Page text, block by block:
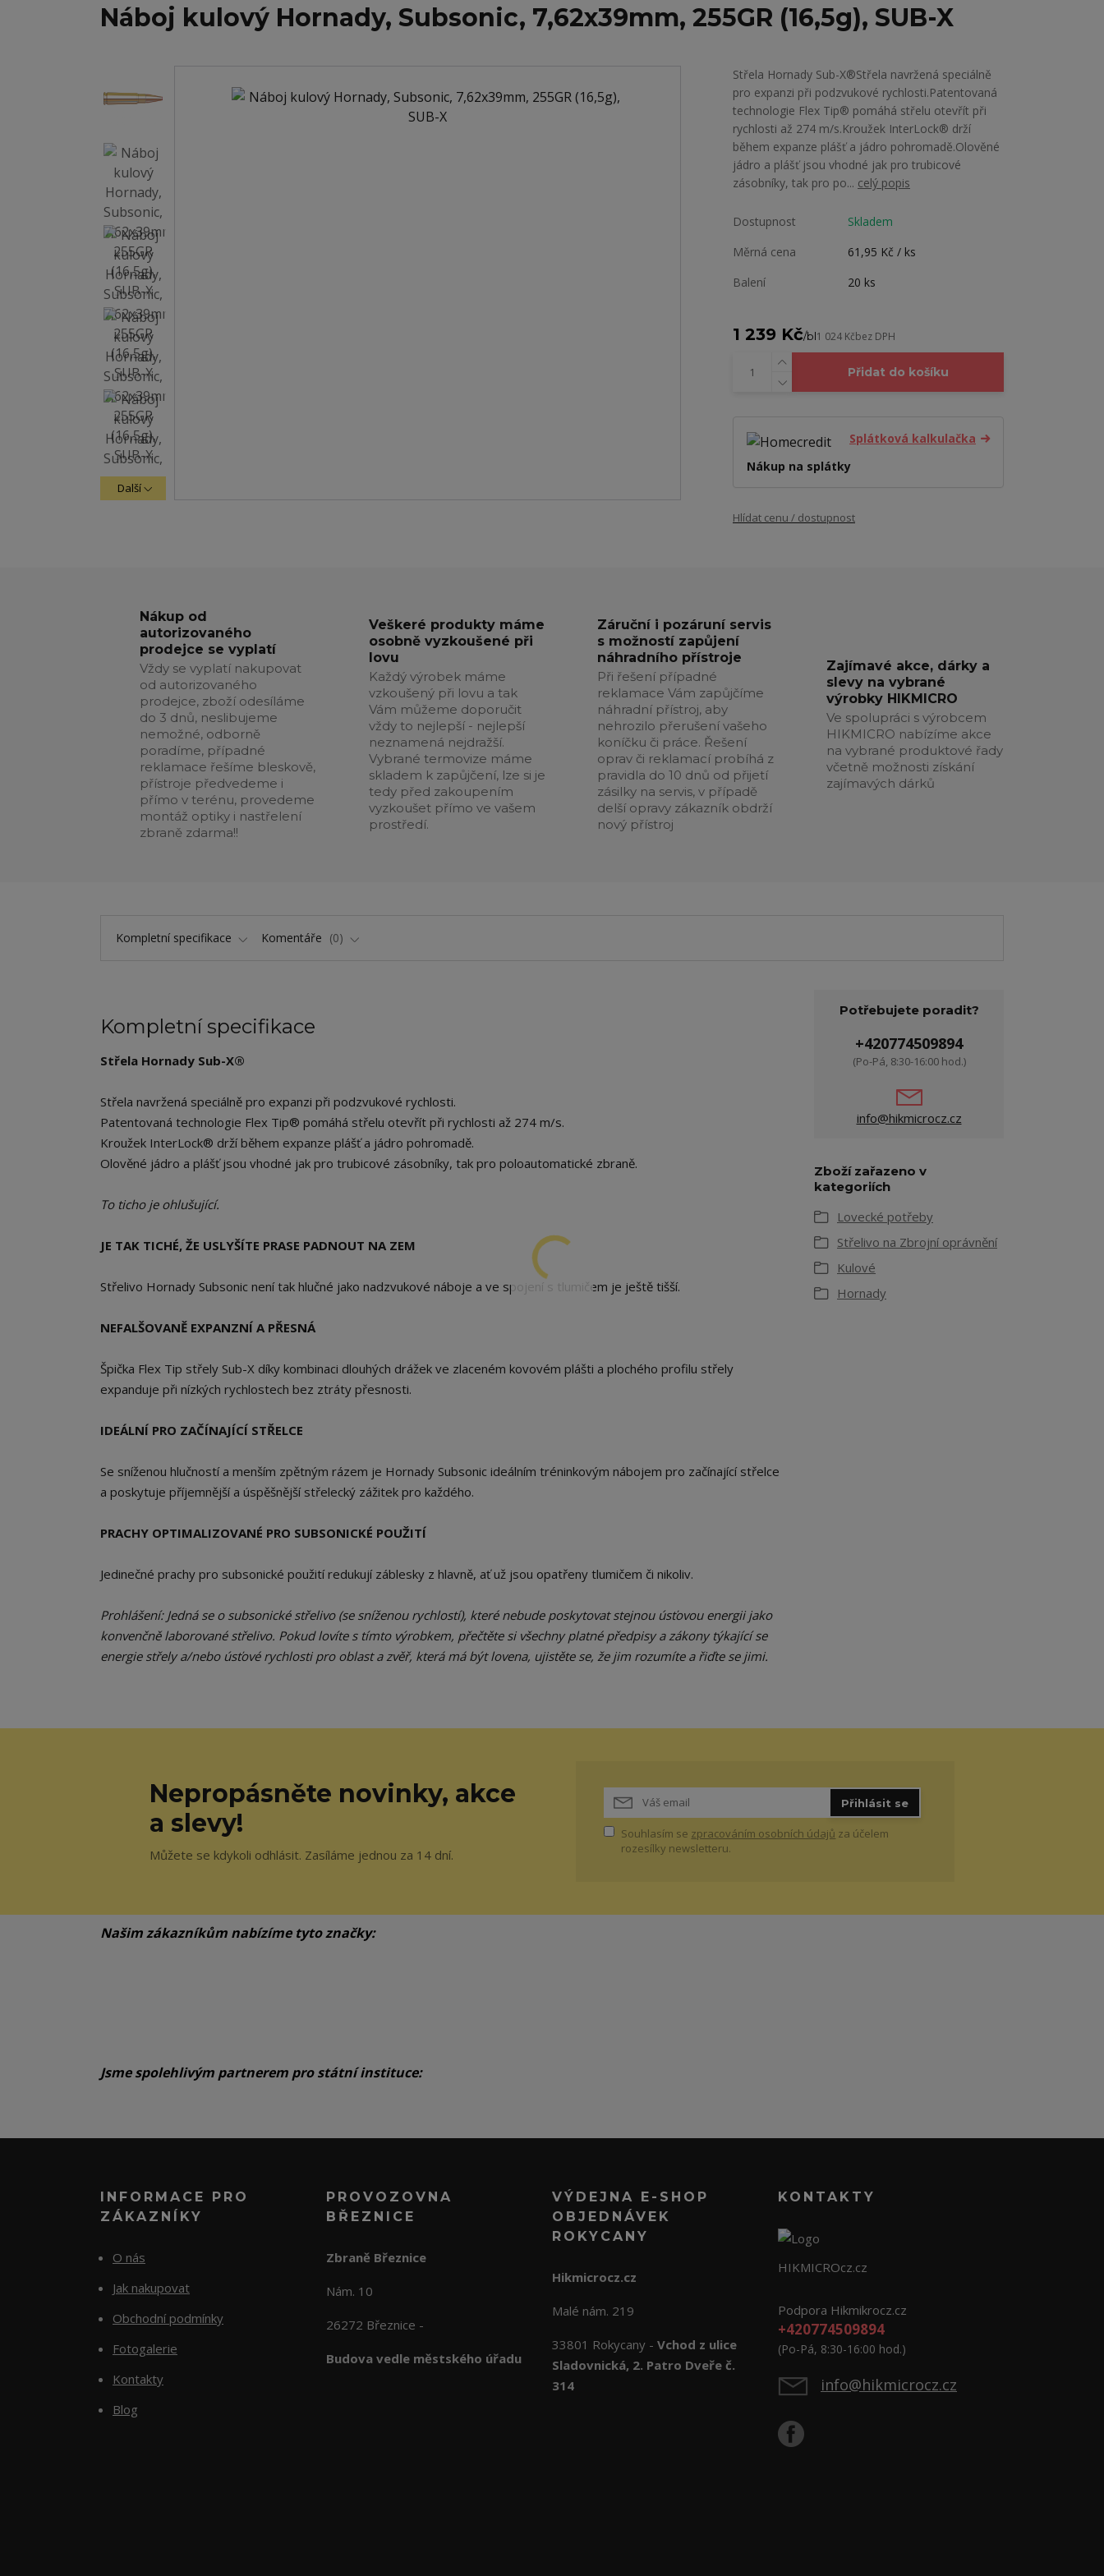
Náboj kulový Hornady, Subsonic, 7,62x39mm, 255GR (16,5g), SUB-X
Další
Střela Hornady Sub-X®Střela navržená speciálně
pro expanzi při podzvukové rychlosti.Patentovaná
technologie Flex Tip® pomáhá střelu otevřít při
rychlosti až 274 m/s.Kroužek InterLock® drží
během expanze plášť a jádro pohromadě.Olověné
jádro a plášť jsou vhodné jak pro trubicové
zásobníky, tak pro po... celý popis
Dostupnost
Skladem
Měrná cena
61,95 Kč / ks
Balení
20 ks
1 239 Kč/bl1 024 Kčbez DPH
Přidat do košíku
Splátková kalkulačka
Nákup na splátky
Hlídat cenu / dostupnost
Nákup od
autorizovaného
prodejce se vyplatí
Vždy se vyplatí nakupovat
od autorizovaného
prodejce, zboží odesíláme
do 3 dnů, neslibujeme
nemožné, odborně
poradíme, případné
reklamace řešíme bleskově,
přístroje předvedeme i
přímo v terénu, provedeme
montáž optiky i nastřelení
zbraně zdarma!!
Veškeré produkty máme
osobně vyzkoušené při
lovu
Každý výrobek máme
vzkoušený při lovu a tak
Vám můžeme doporučit
vždy to nejlepší - nejlepší
neznamená nejdražší.
Vybrané termovize máme
skladem k zapůjčení, lze si je
tedy před zakoupením
vyzkoušet přímo ve vašem
prostředí.
Záruční i pozáruní servis
s možností zapůjení
náhradního přístroje
Při řešení případné
reklamace Vám zapůjčíme
náhradní přístroj, aby
nehrozilo přerušení vašeho
koníčku či práce. Řešení
oprav či reklamací probíhá z
pravidla do 10 dnů od přijetí
zásilky na servis, v případě
delší opravy zákazník obdrží
nový přístroj
Zajímavé akce, dárky a
slevy na vybrané
výrobky HIKMICRO
Ve spolupráci s výrobcem
HIKMICRO nabízíme akce
na vybrané produktové řady
včetně možnosti získání
zajímavých dárků
Kompletní specifikace Komentáře 0
Kompletní specifikace
Střela Hornady Sub-X®
Střela navržená speciálně pro expanzi při podzvukové rychlosti.
Patentovaná technologie Flex Tip® pomáhá střelu otevřít při rychlosti až 274 m/s.
Kroužek InterLock® drží během expanze plášť a jádro pohromadě.
Olověné jádro a plášť jsou vhodné jak pro trubicové zásobníky, tak pro poloautomatické zbraně.
To ticho je ohlušující.
JE TAK TICHÉ, ŽE USLYŠÍTE PRASE PADNOUT NA ZEM
Střelivo Hornady Subsonic není tak hlučné jako nadzvukové náboje a ve spojení s tlumičem je ještě tišší.
NEFALŠOVANĚ EXPANZNÍ A PŘESNÁ
Špička Flex Tip střely Sub-X díky kombinaci dlouhých drážek ve zlaceném kovovém plášti a plochého profilu střely
expanduje při nízkých rychlostech bez ztráty přesnosti.
IDEÁLNÍ PRO ZAČÍNAJÍCÍ STŘELCE
Se sníženou hlučností a menším zpětným rázem je Hornady Subsonic ideálním tréninkovým nábojem pro začínající střelce
a poskytuje příjemnější a úspěšnější střelecký zážitek pro každého.
PRACHY OPTIMALIZOVANÉ PRO SUBSONICKÉ POUŽITÍ
Jedinečné prachy pro subsonické použití redukují záblesky z hlavně, ať už jsou opatřeny tlumičem či nikoliv.
Prohlášení: Jedná se o subsonické střelivo (se sníženou rychlostí), které nebude poskytovat stejnou úsťovou energii jako
konvenčně laborované střelivo. Pokud lovíte s tímto výrobkem, přečtěte si všechny platné předpisy a zákony týkající se
energie střely a/nebo úsťové rychlosti pro oblast a zvěř, která má být lovena, ujistěte se, že jim rozumíte a řiďte se jimi.
Potřebujete poradit?
+420774509894
(Po-Pá, 8:30-16:00 hod.)
info@hikmicrocz.cz
Zboží zařazeno v
kategoriích
Lovecké potřeby
Střelivo na Zbrojní oprávnění
Kulové
Hornady
Nepropásněte novinky, akce
a slevy!
Můžete se kdykoli odhlásit. Zasíláme jednou za 14 dní.
Přihlásit se
Souhlasím se zpracováním osobních údajů za účelem
rozesílky newsletteru.
Našim zákazníkům nabízíme tyto značky:
Jsme spolehlivým partnerem pro státní instituce:
INFORMACE PRO
ZÁKAZNÍKY
O nás
Jak nakupovat
Obchodní podmínky
Fotogalerie
Kontakty
Blog
PROVOZOVNA
BŘEZNICE
Zbraně Březnice
Nám. 10
26272 Březnice -
Budova vedle městského úřadu
VÝDEJNA E-SHOP
OBJEDNÁVEK
ROKYCANY
Hikmicrocz.cz
Malé nám. 219
33801 Rokycany - Vchod z ulice
Sladovnická, 2. Patro Dveře č.
314
KONTAKTY
HIKMICROcz.cz
Podpora Hikmikrocz.cz
+420774509894
(Po-Pá, 8:30-16:00 hod.)
info@hikmicrocz.cz